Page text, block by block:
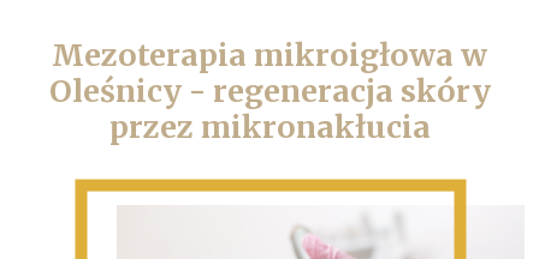
Mezoterapia mikroigłowa w
Oleśnicy - regeneracja skóry
przez mikronakłucia